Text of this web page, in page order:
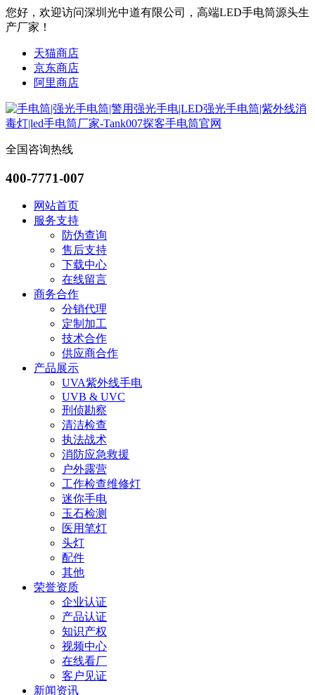
您好，欢迎访问深圳光中道有限公司，高端LED手电筒源头生
产厂家！
天猫商店
京东商店
阿里商店
全国咨询热线
400-7771-007
网站首页
服务支持
防伪查询
售后支持
下载中心
在线留言
商务合作
分销代理
定制加工
技术合作
供应商合作
产品展示
UVA紫外线手电
UVB & UVC
刑侦勘察
清洁检查
执法战术
消防应急救援
户外露营
工作检查维修灯
迷你手电
玉石检测
医用笔灯
头灯
配件
其他
荣誉资质
企业认证
产品认证
知识产权
视频中心
在线看厂
客户见证
新闻资讯